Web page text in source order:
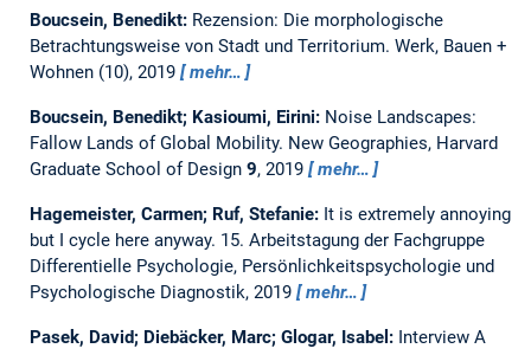
Boucsein, Benedikt: Rezension: Die morphologische
Betrachtungsweise von Stadt und Territorium. Werk, Bauen +
Wohnen (10), 2019
mehr…
Boucsein, Benedikt; Kasioumi, Eirini: Noise Landscapes:
Fallow Lands of Global Mobility. New Geographies, Harvard
Graduate School of Design 9, 2019 mehr…
Hagemeister, Carmen; Ruf, Stefanie: It is extremely annoying
but I cycle here anyway. 15. Arbeitstagung der Fachgruppe
Differentielle Psychologie, Persönlichkeitspsychologie und
Psychologische Diagnostik, 2019
mehr…
Pasek, David; Diebäcker, Marc; Glogar, Isabel: Interview A